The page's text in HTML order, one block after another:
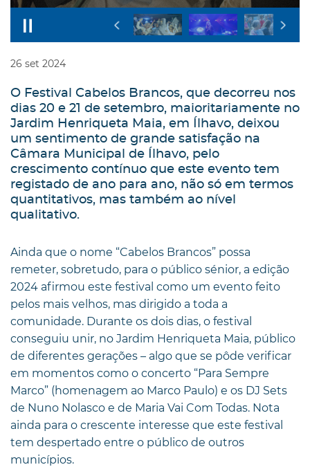
26 set 2024
O Festival Cabelos Brancos, que decorreu nos
dias 20 e 21 de setembro, maioritariamente no
Jardim Henriqueta Maia, em Ílhavo, deixou
um sentimento de grande satisfação na
Câmara Municipal de Ílhavo, pelo
crescimento contínuo que este evento tem
registado de ano para ano, não só em termos
quantitativos, mas também ao nível
qualitativo.
Ainda que o nome “Cabelos Brancos” possa
remeter, sobretudo, para o público sénior, a edição
2024 afirmou este festival como um evento feito
pelos mais velhos, mas dirigido a toda a
comunidade. Durante os dois dias, o festival
conseguiu unir, no Jardim Henriqueta Maia, público
de diferentes gerações – algo que se pôde verificar
em momentos como o concerto “Para Sempre
Marco” (homenagem ao Marco Paulo) e os DJ Sets
de Nuno Nolasco e de Maria Vai Com Todas. Nota
ainda para o crescente interesse que este festival
tem despertado entre o público de outros
municípios.